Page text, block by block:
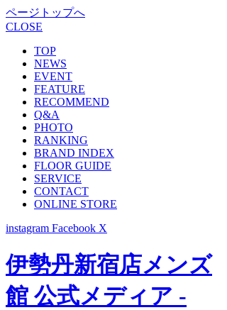
ページトップへ
CLOSE
TOP
NEWS
EVENT
FEATURE
RECOMMEND
Q&A
PHOTO
RANKING
BRAND INDEX
FLOOR GUIDE
SERVICE
CONTACT
ONLINE STORE
instagram Facebook X
伊勢丹新宿店メンズ
館 公式メディア -